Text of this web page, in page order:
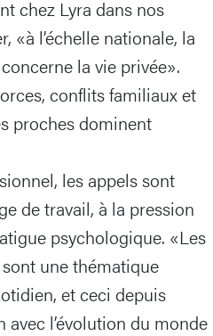
chez Lyra dans nos
«à l’échelle nationale, la
la vie privée».
conflits familiaux et
proches dominent
les appels sont
de travail, à la pression
psychologique. «Les
une thématique
et ceci depuis
avec l’évolution du monde